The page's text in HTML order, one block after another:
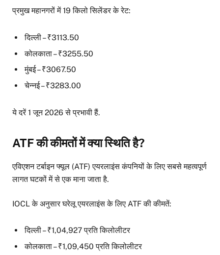
प्रमुख महानगरों में 19 किलो सिलेंडर के रेट:
दिल्ली – ₹3113.50
कोलकाता – ₹3255.50
मुंबई – ₹3067.50
चेन्नई – ₹3283.00
ये दरें 1 जून 2026 से प्रभावी हैं.
ATF की कीमतों में क्या स्थिति है?
एविएशन टर्बाइन फ्यूल (ATF) एयरलाइंस कंपनियों के लिए सबसे महत्वपूर्ण
लागत घटकों में से एक माना जाता है.
IOCL के अनुसार घरेलू एयरलाइंस के लिए ATF की कीमतें:
दिल्ली – ₹1,04,927 प्रति किलोलीटर
कोलकाता – ₹1,09,450 प्रति किलोलीटर